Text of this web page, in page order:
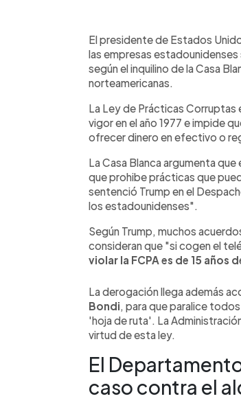
Escuchar artículo
El presidente de Estados
las empresas
según el inquilino de la Casa
norteamericanas.
La Ley de Prácticas Corruptas
vigor en el año 1977 e impide
ofrecer dinero en efectivo o
La Casa Blanca argumenta
que prohibe prácticas que
sentenció Trump en el
los estadounidenses".
Según Trump, muchos
consideran que "si cogen el
violar la FCPA es de 15 años
La derogación llega además
Bondi , para que paralice
'hoja de ruta'. La
virtud de esta ley.
El
caso contra el